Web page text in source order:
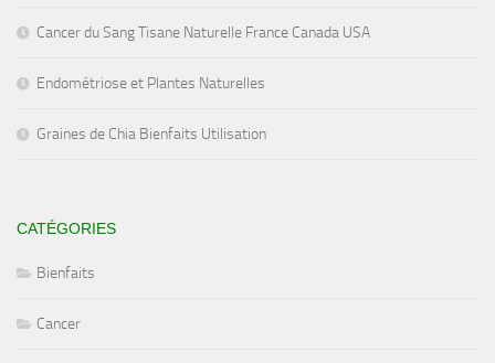
Cancer du Sang Tisane Naturelle France Canada USA
Endométriose et Plantes Naturelles
Graines de Chia Bienfaits Utilisation
CATÉGORIES
Bienfaits
Cancer